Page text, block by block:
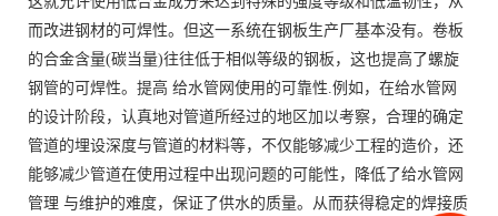
而改进钢材的可焊性。但这一系统在钢板生产厂基本没有。卷板
的合金含量(碳当量)往往低于相似等级的钢板，这也提高了螺旋
钢管的可焊性。提高 给水管网使用的可靠性.例如，在给水管网
的设计阶段，认真地对管道所经过的地区加以考察，合理的确定
管道的埋设深度与管道的材料等，不仅能够减少工程的造价，还
能够减少管道在使用过程中出现问题的可能性，降低了给水管网
管理 与维护的难度，保证了供水的质量。从而获得稳定的焊接质